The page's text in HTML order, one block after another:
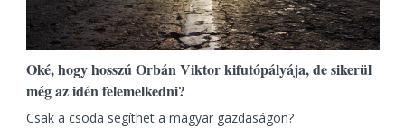
Oké, hogy hosszú Orbán Viktor kifutópályája, de sikerül
még az idén felemelkedni?
Csak a csoda segíthet a magyar gazdaságon?